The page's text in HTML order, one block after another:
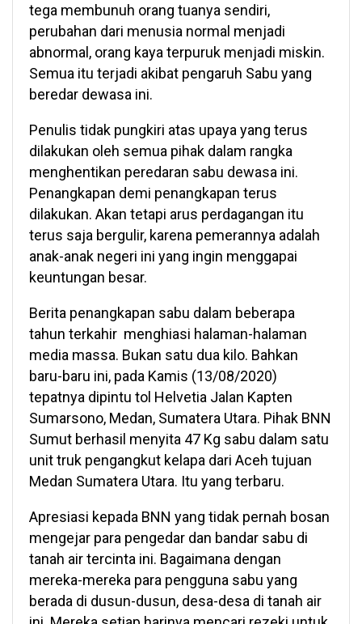
tega membunuh orang tuanya sendiri,
perubahan dari menusia normal menjadi
abnormal, orang kaya terpuruk menjadi miskin.
Semua itu terjadi akibat pengaruh Sabu yang
beredar dewasa ini.
Penulis tidak pungkiri atas upaya yang terus
dilakukan oleh semua pihak dalam rangka
menghentikan peredaran sabu dewasa ini.
Penangkapan demi penangkapan terus
dilakukan. Akan tetapi arus perdagangan itu
terus saja bergulir, karena pemerannya adalah
anak-anak negeri ini yang ingin menggapai
keuntungan besar.
Berita penangkapan sabu dalam beberapa
tahun terkahir menghiasi halaman-halaman
media massa. Bukan satu dua kilo. Bahkan
baru-baru ini, pada Kamis (13/08/2020)
tepatnya dipintu tol Helvetia Jalan Kapten
Sumarsono, Medan, Sumatera Utara. Pihak BNN
Sumut berhasil menyita 47 Kg sabu dalam satu
unit truk pengangkut kelapa dari Aceh tujuan
Medan Sumatera Utara. Itu yang terbaru.
Apresiasi kepada BNN yang tidak pernah bosan
mengejar para pengedar dan bandar sabu di
tanah air tercinta ini. Bagaimana dengan
mereka-mereka para pengguna sabu yang
berada di dusun-dusun, desa-desa di tanah air